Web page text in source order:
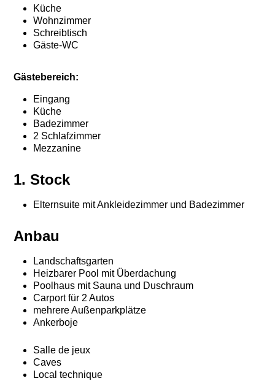
Küche
Wohnzimmer
Schreibtisch
Gäste-WC
Gästebereich:
Eingang
Küche
Badezimmer
2 Schlafzimmer
Mezzanine
1. Stock
Elternsuite mit Ankleidezimmer und Badezimmer
Anbau
Landschaftsgarten
Heizbarer Pool mit Überdachung
Poolhaus mit Sauna und Duschraum
Carport für 2 Autos
mehrere Außenparkplätze
Ankerboje
Salle de jeux
Caves
Local technique